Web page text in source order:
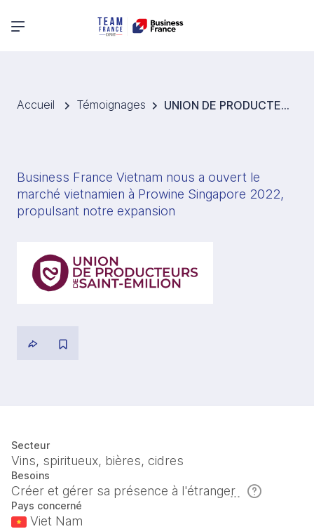
Menu principal
Accueil Témoignages UNION DE PRODUCTEURS DE SAINT-ÉMILION
Business France Vietnam nous a ouvert le
marché vietnamien à Prowine Singapore 2022,
propulsant notre expansion
Secteur
Vins, spiritueux, bières, cidres
Besoins
Créer et gérer sa présence à l'étranger
Pays concerné
Viet Nam